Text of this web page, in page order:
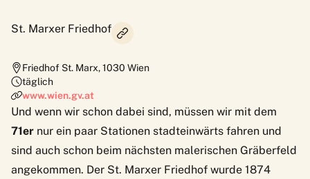
St. Marxer Friedhof
Friedhof St. Marx,1030 Wien
täglich
www.wien.gv.at
Und wenn wir schon dabei sind, müssen wir mit dem
71er nur ein paar Stationen stadteinwärts fahren und
sind auch schon beim nächsten malerischen Gräberfeld
angekommen. Der St. Marxer Friedhof wurde 1874